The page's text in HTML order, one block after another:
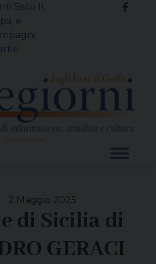
Sisto II,
e
2 Maggio 2025
di Sicilia di
GERACI